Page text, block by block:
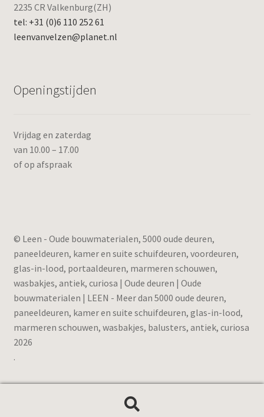
2235 CR Valkenburg(ZH)
tel: +31 (0)6 110 252 61
leenvanvelzen@planet.nl
Openingstijden
Vrijdag en zaterdag
van 10.00 – 17.00
of op afspraak
© Leen - Oude bouwmaterialen, 5000 oude deuren,
paneeldeuren, kamer en suite schuifdeuren, voordeuren,
glas-in-lood, portaaldeuren, marmeren schouwen,
wasbakjes, antiek, curiosa | Oude deuren | Oude
bouwmaterialen | LEEN - Meer dan 5000 oude deuren,
paneeldeuren, kamer en suite schuifdeuren, glas-in-lood,
marmeren schouwen, wasbakjes, balusters, antiek, curiosa
2026
.